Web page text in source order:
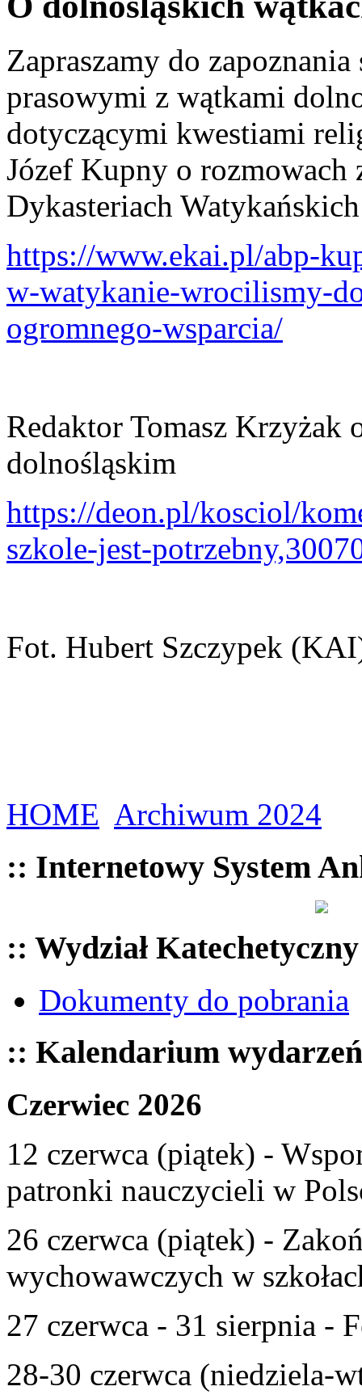
Zapraszamy do
prasowymi z wątkami
dotyczącymi kwestiami
Józef Kupny o rozmowach
Dykasteriach Watykańskich
https://www.ekai.pl/abp-
w-watykanie-wrocilismy-
ogromnego-wsparcia/
Redaktor Tomasz
dolnośląskim
https://deon.pl/kosciol/
szkole-jest-
Fot. Hubert Szczypek
HOME Archiwum 2024
:: Internetowy System
:: Wydział Katechetyczny
Dokumenty do pobrania
:: Kalendarium wydarzeń
Czerwiec 2026
12 czerwca (piątek) -
patronki nauczycieli w
26 czerwca (piątek) -
wychowawczych w
27 czerwca - 31 sierpnia -
28-30 czerwca (niedziela-